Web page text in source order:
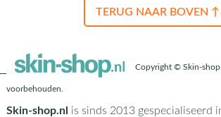
TERUG NAAR BOVEN ↑
Copyright © Skin-
voorbehouden.
Skin-shop.nl is sinds 2013 gespecialiseerd